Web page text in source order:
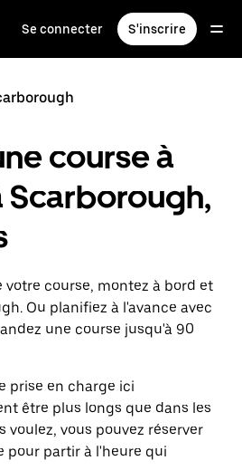
Se connecter S'inscrire
course à
Scarborough,
votre course, montez à bord et
Ou planifiez à l'avance avec
une course jusqu'à 90
prise en charge ici
être plus longs que dans les
voulez, vous pouvez réserver
pour partir à l'heure qui